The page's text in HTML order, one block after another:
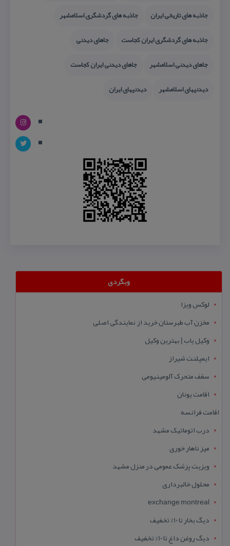
جاذبه های تاریخی ایران
جاذبه های گردشگری اسلامشهر
جاذبه های گردشگری ایران كجاست
جاهای دیدنی
جاهای دیدنی اسلامشهر
جاهای دیدنی ایران كجاست
دیدنیهای اسلامشهر
دیدنیهای ایران
وبگردی
لوکس ویزا
مخزن آب طبرستان خرید از نمایندگی اصلی
وکیل یاب | بهترین وکیل
ایمپلنت شیراز
سقف متحرک آلومینیومی
اقامت یونان
اقامت فرانسه
درب اتوماتیک مشهد
میز ناهار خوری
ویزیت پزشک عمومی در منزل مشهد
محلول خالبرداری
exchange montreal
دیگ بخار تا 10% تخفیف
دیگ روغن داغ تا 10% تخفیف